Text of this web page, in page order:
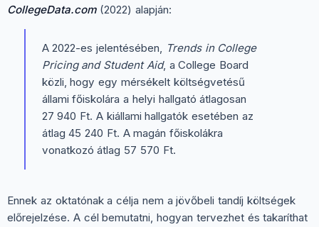
CollegeData.com(2022) alapján:
A 2022-es jelentésében, Trends in College
Pricing and Student Aid, a College Board
közli, hogy egy mérsékelt költségvetésű
állami főiskolára a helyi hallgató átlagosan
27 940 Ft. A kiállami hallgatók esetében az
átlag 45 240 Ft. A magán főiskolákra
vonatkozó átlag 57 570 Ft.
Ennek az oktatónak a célja nem a jövőbeli tandíj költségek
előrejelzése. A cél bemutatni, hogyan tervezhet és takaríthat